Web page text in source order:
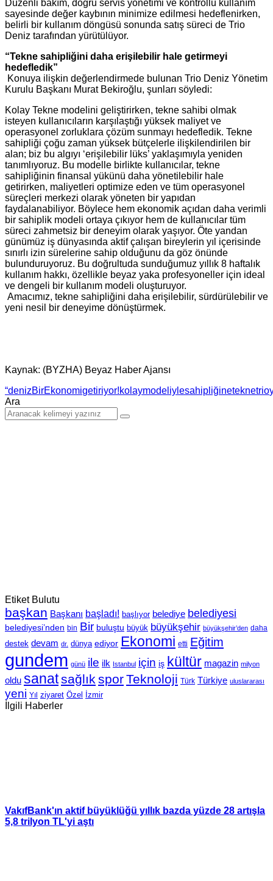
Düzenli bakım, doğru servis yönetimi ve kontrollü kullanım
sayesinde değer kaybının minimize edilmesi hedeflenirken,
belirli bir kullanım döngüsü sonunda satış süreci de Trio
Deniz tarafından yürütülüyor.
“Tekne sahipliğini daha erişilebilir hale getirmeyi
hedefledik”
Konuya ilişkin değerlendirmede bulunan Trio Deniz Yönetim
Kurulu Başkanı Murat Bekiroğlu, şunları söyledi:
Kolay Tekne modelini geliştirirken, tekne sahibi olmak
isteyen kullanıcıların karşılaştığı yüksek maliyet ve
operasyonel zorluklara çözüm sunmayı hedefledik. Tekne
sahipliği çoğu zaman yüksek bütçelerle ilişkilendirilen bir
alan; biz bu algıyı ‘erişilebilir lüks’ yaklaşımıyla yeniden
tanımlıyoruz. Bu modelle birlikte kullanıcılar, tekne
sahipliğinin finansal yükünü daha yönetilebilir hale
getirirken, maliyetleri optimize eden ve tüm operasyonel
süreçleri merkezi olarak yöneten bir yapıdan
faydalanabiliyor. Böylece hem ekonomik açıdan daha verimli
bir sahiplik modeli ortaya çıkıyor hem de kullanıcılar tüm
süreci zahmetsiz bir deneyim olarak yaşıyor. Öte yandan
günümüz iş dünyasında aktif çalışan bireylerin yıl içerisinde
sınırlı izin sürelerine sahip olduğunu da göz önünde
bulunduruyoruz. Bu doğrultuda sunduğumuz yıllık 8 haftalık
kullanım hakkı, özellikle beyaz yaka profesyoneller için ideal
ve dengeli bir kullanım modeli oluşturuyor.
Amacımız, tekne sahipliğini daha erişilebilir, sürdürülebilir ve
yeni nesil bir deneyime dönüştürmek.
Kaynak: (BYZHA) Beyaz Haber Ajansı
“denizBirEkonomigetiriyor!kolaymodeliylesahipliğineteknetrio
Ara
Etiket Bulutu
başkan Başkanı başladı! başlıyor belediye belediyesi
belediyesi’nden bin Bir buluştu büyük büyükşehir büyükşehir’den daha
destek devam dr. dünya ediyor Ekonomi etti Eğitim
gundem günü ile ilk Istanbul için iş kültür magazin milyon
oldu sanatsağlık sporTeknoloji Türk Türkiye uluslararası
yeni Yıl ziyaret Özel İzmir
İlgili Haberler
VakıfBank'ın aktif büyüklüğü yıllık bazda yüzde 28 artışla
5,8 trilyon TL'yi aştı